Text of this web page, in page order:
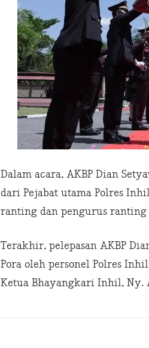
Dalam acara, AKBP Dian
dari Pejabat utama Polres
ranting dan pengurus
Terakhir, pelepasan AKBP
Pora oleh personel Polres
Ketua Bhayangkari Inhil, Ny.